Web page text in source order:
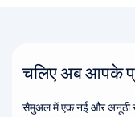
चलिए अब आपके
सैमुअल में एक नई और अनूठी